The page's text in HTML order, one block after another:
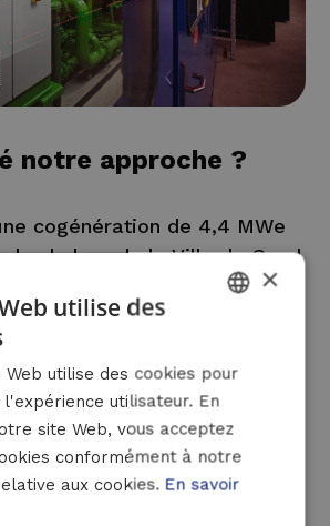
notre approche ?
cogénération de 4,4 MWe
chaleur de la Ville de Gand
la chaleur résiduelle avec
innovante
supplémentaire installé
le stockage d’eau chaude
FRENCH
×
utilise des
utilise des cookies pour
utilisateur. En
site Web, vous acceptez
conformément à notre
aux cookies. En savoir